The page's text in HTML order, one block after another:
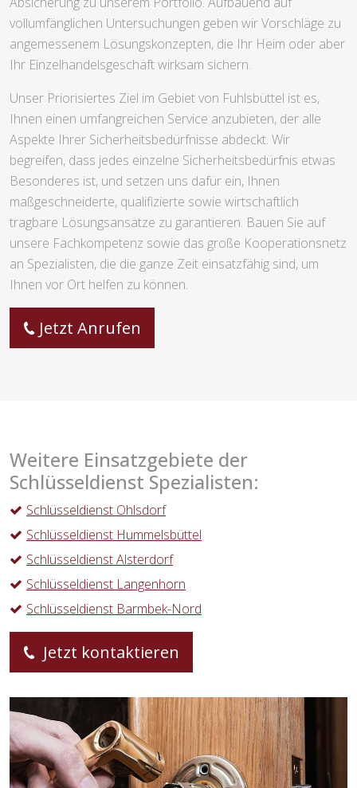
vollumfänglichen Untersuchungen geben wir Vorschläge zu
angemessenem Lösungskonzepten, die Ihr Heim oder aber
Ihr Einzelhandelsgeschäft wirksam sichern.
Unser Priorisiertes Ziel im Gebiet von Fuhlsbüttel ist es,
Ihnen einen umfangreichen Service anzubieten, der alle
Aspekte Ihrer Sicherheitsbedürfnisse abdeckt. Wir
begreifen, dass jedes einzelne Sicherheitsbedürfnis etwas
Besonderes ist, und setzen uns dafür ein, Ihnen
maßgeschneiderte, qualifizierte sowie wirtschaftlich
tragbare Lösungsansätze zu garantieren. Bauen Sie auf
unsere Fachkompetenz sowie das große Kooperationsnetz
an Spezialisten, die die ganze Zeit einsatzfähig sind, um
Ihnen vor Ort helfen zu können.
Jetzt Anrufen
Weitere Einsatzgebiete der
Schlüsseldienst Spezialisten:
Schlüsseldienst Ohlsdorf
Schlüsseldienst Hummelsbüttel
Schlüsseldienst Alsterdorf
Schlüsseldienst Langenhorn
Schlüsseldienst Barmbek-Nord
Jetzt kontaktieren